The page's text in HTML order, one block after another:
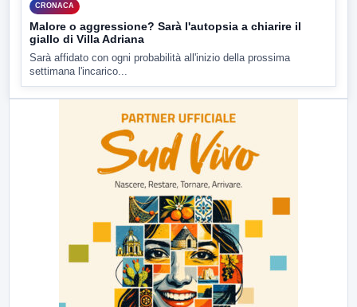
CRONACA
Malore o aggressione? Sarà l'autopsia a chiarire il
giallo di Villa Adriana
Sarà affidato con ogni probabilità all'inizio della prossima
settimana l'incarico...